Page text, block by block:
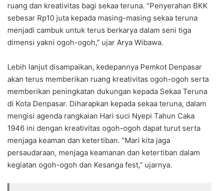
ruang dan kreativitas bagi sekaa teruna. “Penyerahan BKK
sebesar Rp10 juta kepada masing-masing sekaa teruna
menjadi cambuk untuk terus berkarya dalam seni tiga
dimensi yakni ogoh-ogoh,” ujar Arya Wibawa.
Lebih lanjut disampaikan, kedepannya Pemkot Denpasar
akan terus memberikan ruang kreativitas ogoh-ogoh serta
memberikan peningkatan dukungan kepada Sekaa Teruna
di Kota Denpasar. Diharapkan kepada sekaa teruna, dalam
mengisi agenda rangkaian Hari suci Nyepi Tahun Caka
1946 ini dengan kreativitas ogoh-ogoh dapat turut serta
menjaga keaman dan ketertiban. “Mari kita jaga
persaudaraan, menjaga keamanan dan ketertiban dalam
kegiatan ogoh-ogoh dan Kesanga fest,” ujarnya.